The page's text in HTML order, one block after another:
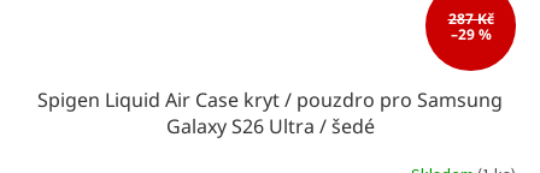
287 Kč
–29 %
Spigen Liquid Air Case kryt / pouzdro pro Samsung
Galaxy S26 Ultra / šedé